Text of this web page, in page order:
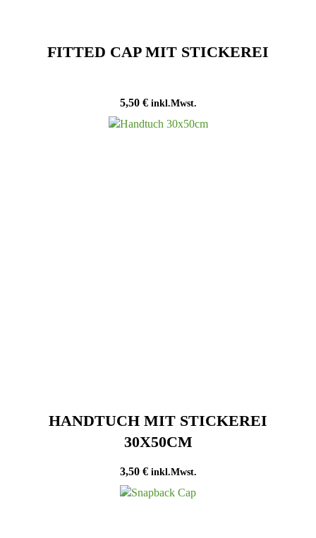
FITTED CAP MIT STICKEREI
5,50 € inkl.Mwst.
HANDTUCH MIT STICKEREI
30X50CM
3,50 € inkl.Mwst.